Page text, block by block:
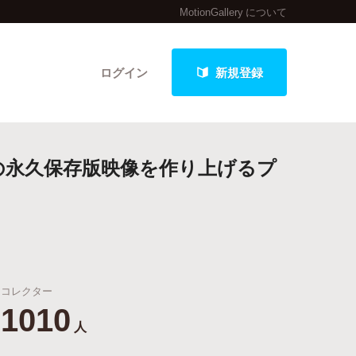
MotionGallery について
ログイン 新規登録
ト
永久保存版映像を作り上げるプ
コレクター
1010 人